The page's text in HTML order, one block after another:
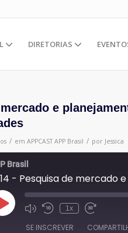
DIRETORIAS
e
/ em APPCAST APP Brasil / por Jessica
Brasil
Reproduzir
episódio
1x
SE INSCREVER